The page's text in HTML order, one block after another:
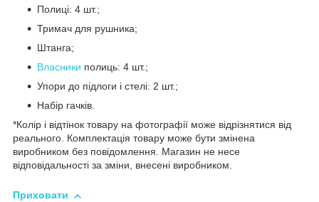
Полиці: 4 шт.;
Тримач для рушника;
Штанга;
Власники полиць: 4 шт.;
Упори до підлоги і стелі: 2 шт.;
Набір гачків.
*Колір і відтінок товару на фотографії може відрізнятися від
реального. Комплектація товару може бути змінена
виробником без повідомлення. Магазин не несе
відповідальності за зміни, внесені виробником.
Приховати